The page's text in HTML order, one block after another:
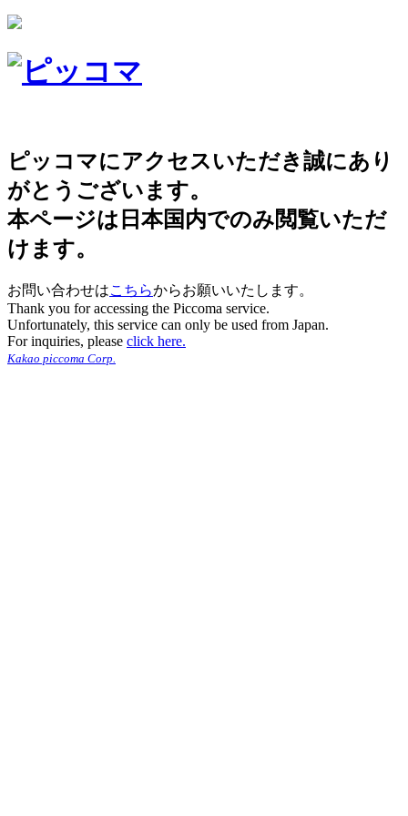
ピッコマにアクセスいただき誠にあり
がとうございます。
本ページは日本国内でのみ閲覧いただ
けます。
お問い合わせはこちらからお願いいたします。
Thank you for accessing the Piccoma service.
Unfortunately, this service can only be used from Japan.
For inquiries, please click here.
Kakao piccoma Corp.